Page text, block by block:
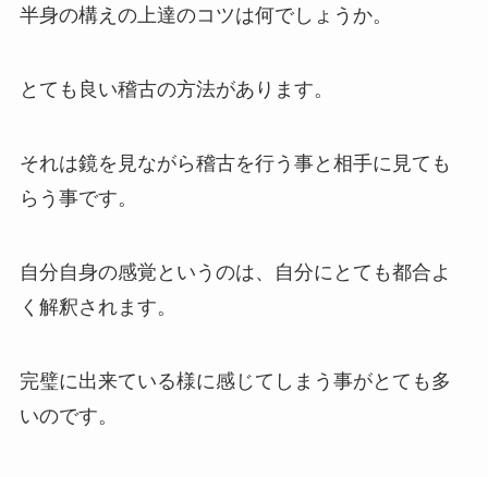
半身の構えの上達のコツは何でしょうか。
とても良い稽古の方法があります。
それは鏡を見ながら稽古を行う事と相手に見ても
らう事です。
自分自身の感覚というのは、自分にとても都合よ
く解釈されます。
完璧に出来ている様に感じてしまう事がとても多
いのです。